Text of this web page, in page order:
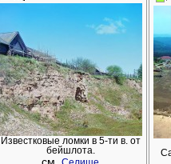
Известковые ломки в 5-ти в. от
бейшлота.